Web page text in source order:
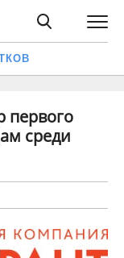
первого
среди